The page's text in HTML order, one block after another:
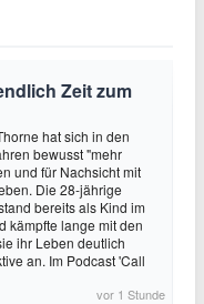
Zeit zum
hat sich in den
bewusst "mehr
und für Nachsicht mit
Die 28-jährige
bereits als Kind im
kämpfte lange mit den
ihr Leben deutlich
an. Im Podcast 'Call
vor 1 Stunde